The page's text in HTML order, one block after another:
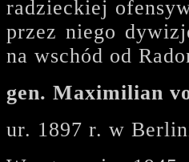
radzieckiej
przez niego
na wschód od
gen. Maximilian
ur. 1897 r. w